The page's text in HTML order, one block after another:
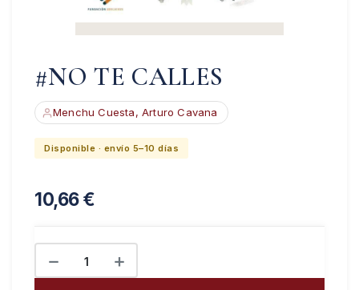
#NO TE CALLES
Menchu Cuesta, Arturo Cavana
Disponible · envío 5–10 días
10,66€